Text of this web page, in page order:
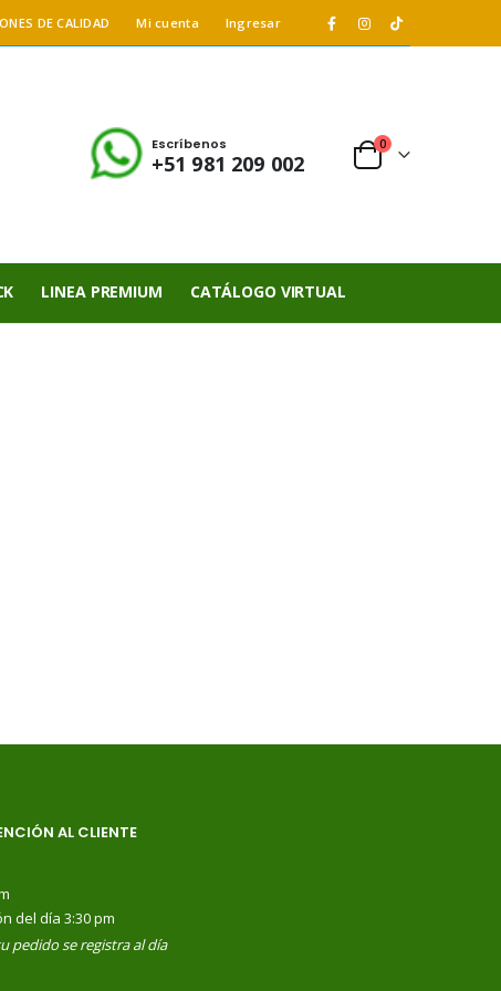
DE CALIDAD Mi cuenta Ingresar
Escríbenos
+51 981 209 002
0
LINEA PREMIUM CATÁLOGO VIRTUAL
AL CLIENTE
del día 3:30 pm
pedido se registra al día